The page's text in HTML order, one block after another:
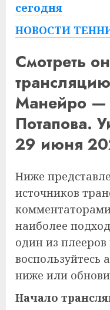
сегодня
НОВОСТИ
Смотреть
Манейро —
Потапова.
29 июня
Ниже
источников
наиболее
один из
ниже или
Начало